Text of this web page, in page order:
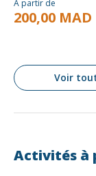
À partir de
200,00 MAD
Voir
Activités à